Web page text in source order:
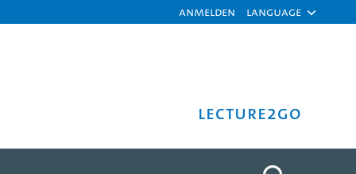
Anmelden Language
Lecture2Go